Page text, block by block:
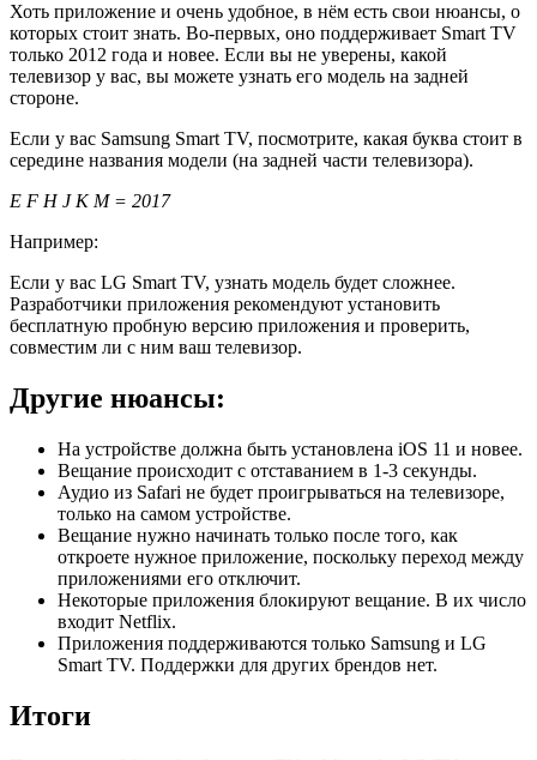
Хоть приложение и очень удобное, в нём есть свои нюансы, о
которых стоит знать. Во-первых, оно поддерживает Smart TV
только 2012 года и новее. Если вы не уверены, какой
телевизор у вас, вы можете узнать его модель на задней
стороне.
Если у вас Samsung Smart TV, посмотрите, какая буква стоит в
середине названия модели (на задней части телевизора).
E F H J K M = 2017
Например:
Если у вас LG Smart TV, узнать модель будет сложнее.
Разработчики приложения рекомендуют установить
бесплатную пробную версию приложения и проверить,
совместим ли с ним ваш телевизор.
Другие нюансы:
На устройстве должна быть установлена iOS 11 и новее.
Вещание происходит с отставанием в 1-3 секунды.
Аудио из Safari не будет проигрываться на телевизоре,
только на самом устройстве.
Вещание нужно начинать только после того, как
откроете нужное приложение, поскольку переход между
приложениями его отключит.
Некоторые приложения блокируют вещание. В их число
входит Netflix.
Приложения поддерживаются только Samsung и LG
Smart TV. Поддержки для других брендов нет.
Итоги